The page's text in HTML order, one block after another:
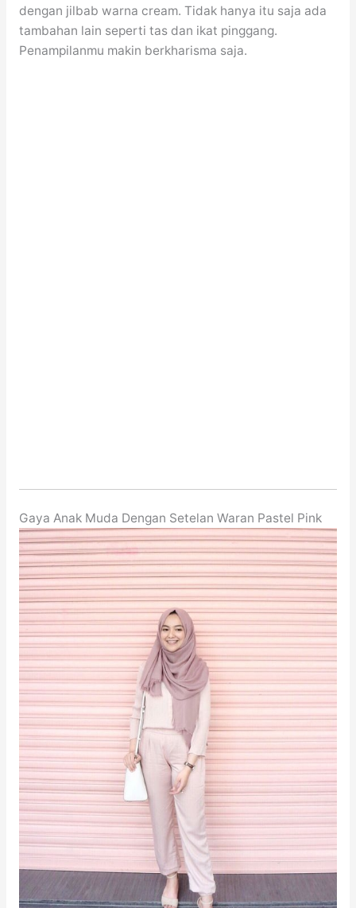
dengan jilbab warna cream. Tidak hanya itu saja ada
tambahan lain seperti tas dan ikat pinggang.
Penampilanmu makin berkharisma saja.
Gaya Anak Muda Dengan Setelan Waran Pastel Pink